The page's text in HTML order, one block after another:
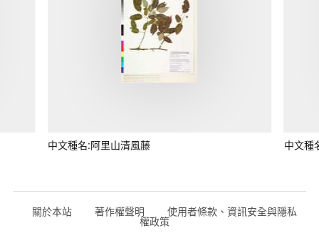
中文種名:阿里山清風藤 中文種
關於本站 著作權聲明 使用者條款、資訊安全與隱私
權政策